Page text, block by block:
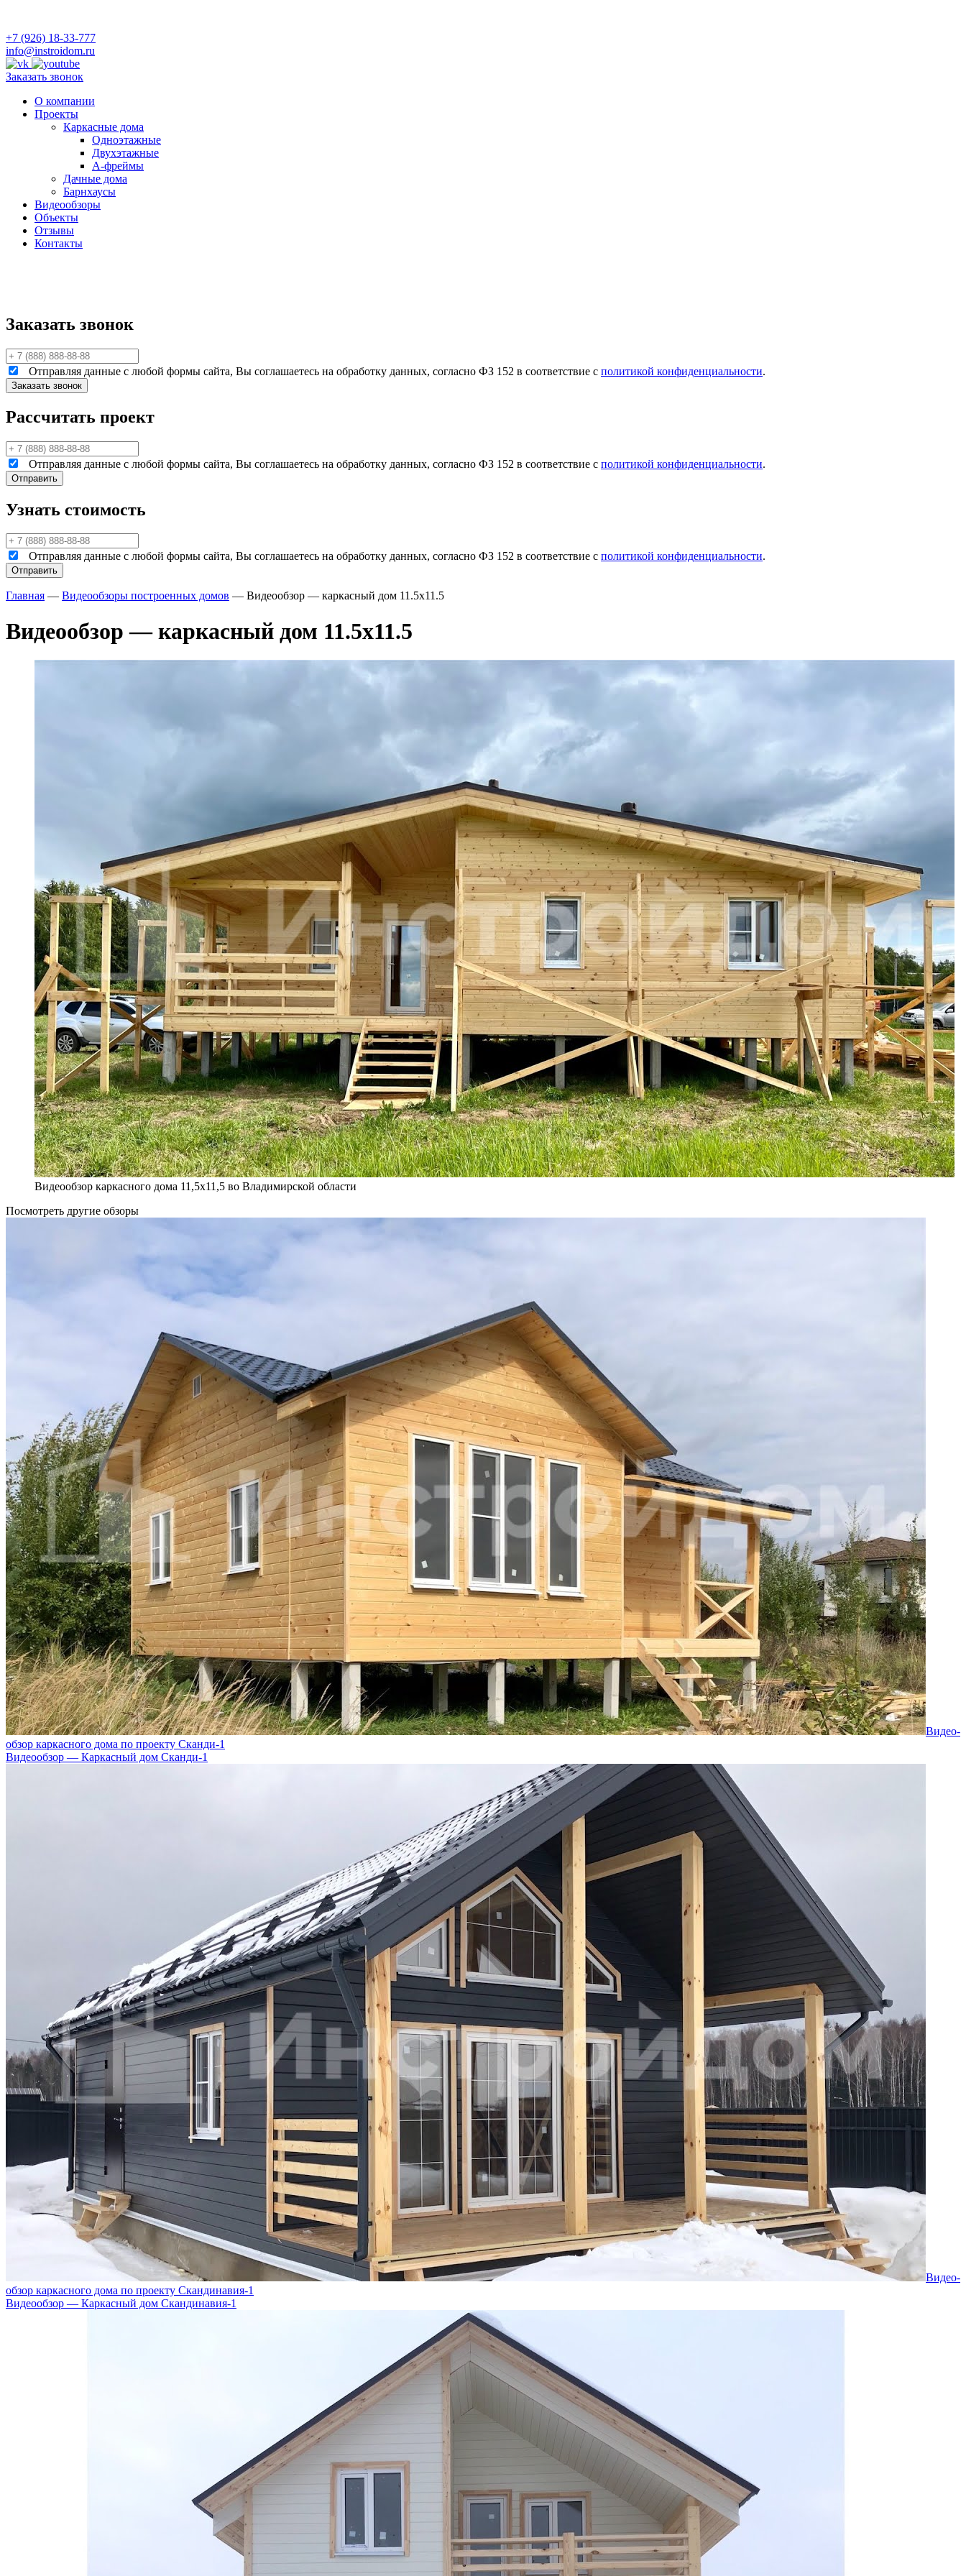
+7 (926) 18-33-777
info@instroidom.ru
Заказать звонок
О компании
Проекты
Каркасные дома
Одноэтажные
Двухэтажные
А-фреймы
Дачные дома
Барнхаусы
Видеообзоры
Объекты
Отзывы
Контакты
Заказать звонок
Отправляя данные с любой формы сайта, Вы соглашаетесь на обработку данных, согласно ФЗ 152 в соответствие с политикой конфиденциальности.
Рассчитать проект
Отправляя данные с любой формы сайта, Вы соглашаетесь на обработку данных, согласно ФЗ 152 в соответствие с политикой конфиденциальности.
Узнать стоимость
Отправляя данные с любой формы сайта, Вы соглашаетесь на обработку данных, согласно ФЗ 152 в соответствие с политикой конфиденциальности.
Главная — Видеообзоры построенных домов — Видеообзор — каркасный дом 11.5х11.5
Видеообзор — каркасный дом 11.5х11.5
Видеообзор каркасного дома 11,5х11,5 во Владимирской области
Посмотреть другие обзоры
Видео-
обзор каркасного дома по проекту Сканди-1
Видеообзор — Каркасный дом Сканди-1
Видео-
обзор каркасного дома по проекту Скандинавия-1
Видеообзор — Каркасный дом Скандинавия-1